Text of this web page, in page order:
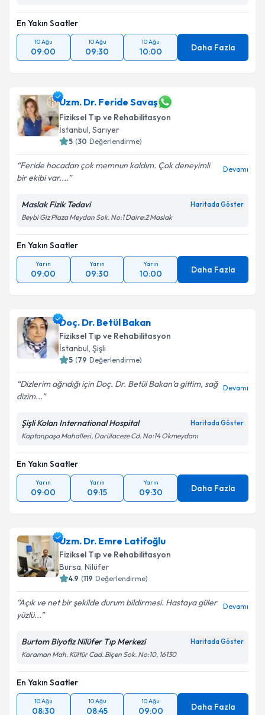
En Yakın Saatler
10 Ağu
09:00
10 Ağu
09:30
10 Ağu
10:00 Daha Fazla
Uzm. Dr. Feride Savaş
Fiziksel Tıp ve Rehabilitasyon
İstanbul, Sarıyer
5 (30 Değerlendirme)
Feride hocadan çok memnun kaldım. Çok deneyimli
bir ekibi var....
Devamı
Maslak Fizik Tedavi Haritada Göster
Beybi Giz Plaza Meydan Sok. No:1 Daire:2 Maslak
En Yakın Saatler
Yarın
09:00
Yarın
09:30
Yarın
10:00 Daha Fazla
Doç. Dr. Betül Bakan
Fiziksel Tıp ve Rehabilitasyon
İstanbul, Şişli
5 (79 Değerlendirme)
Dizlerim ağrıdığı için Doç. Dr. Betül Bakan’a gittim, sağ
dizim...
Devamı
Şişli Kolan International Hospital Haritada Göster
Kaptanpaşa Mahallesi, Darülaceze Cd. No:14 Okmeydanı
En Yakın Saatler
Yarın
09:00
Yarın
09:15
Yarın
09:30 Daha Fazla
Uzm. Dr. Emre Latifoğlu
Fiziksel Tıp ve Rehabilitasyon
Bursa, Nilüfer
4.9 (119 Değerlendirme)
Açık ve net bir şekilde durum bildirmesi. Hastaya güler
yüzlü...
Devamı
Burtom Biyofiz Nilüfer Tıp Merkezi Haritada Göster
Karaman Mah. Kültür Cad. Biçen Sok. No:10, 16130
En Yakın Saatler
10 Ağu
08:30
10 Ağu
08:45
10 Ağu
09:00 Daha Fazla